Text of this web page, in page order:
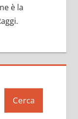
è la
Cerca